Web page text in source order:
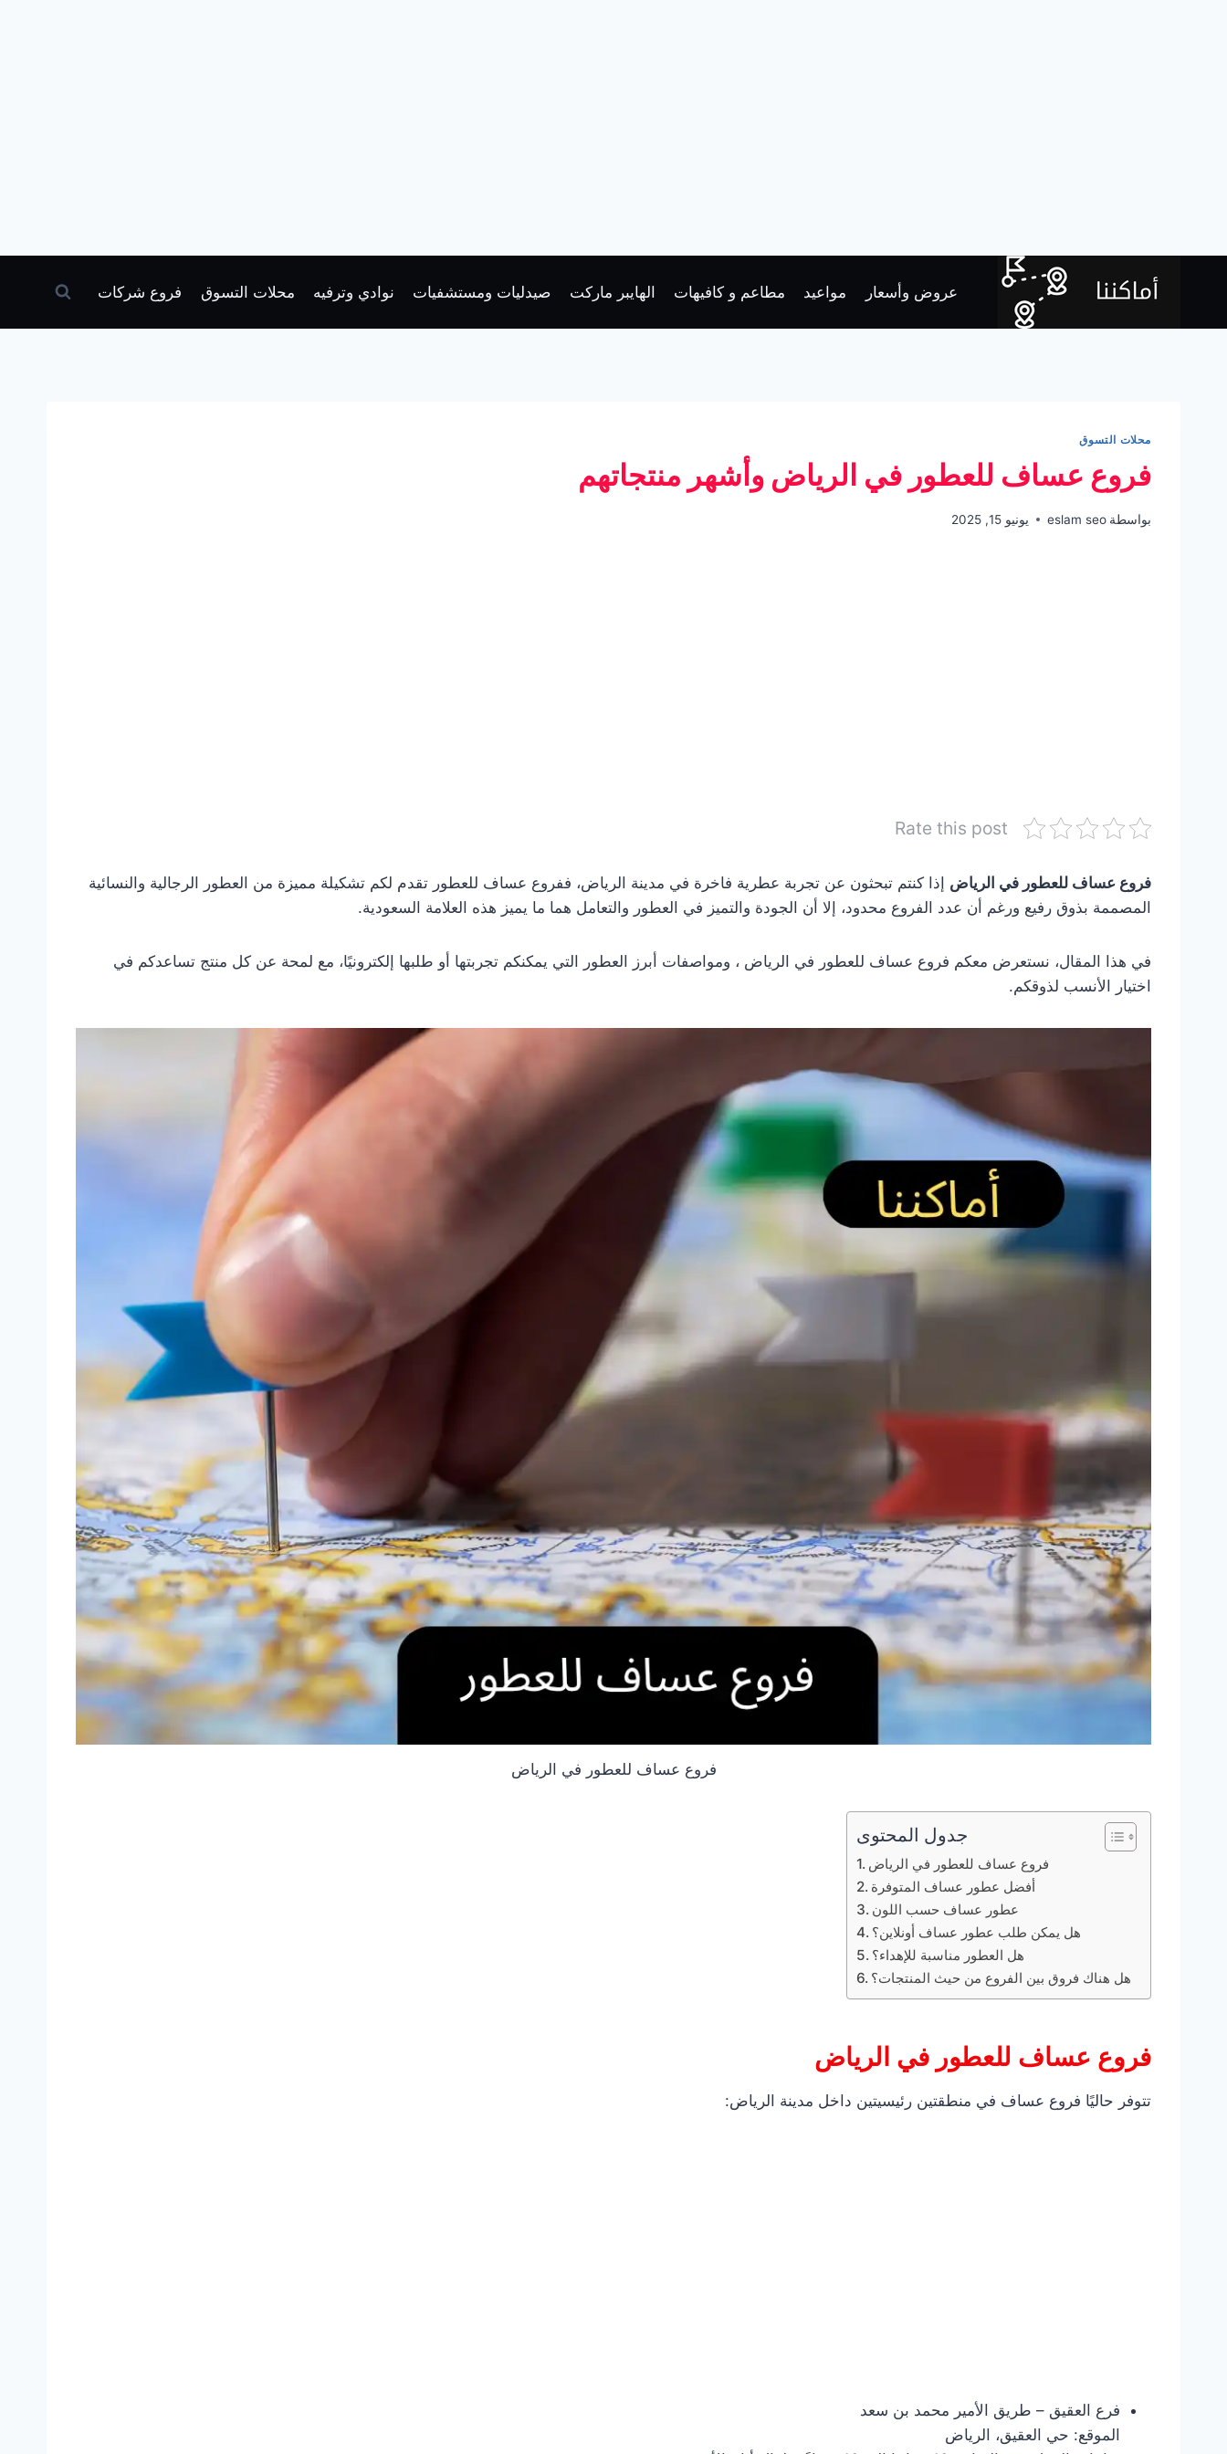
عروض وأسعار مواعيد مطاعم و كافيهات الهايبر ماركت صيدليات ومستشفيات نوادي وترفيه محلات التسوق فروع شركات
محلات التسوق
فروع عساف للعطور في الرياض وأشهر منتجاتهم
بواسطة eslam seo يونيو 15, 2025
Rate this post
فروع عساف للعطور في الرياض إذا كنتم تبحثون عن تجربة عطرية فاخرة في مدينة الرياض، ففروع عساف للعطور تقدم لكم تشكيلة مميزة من العطور الرجالية والنسائية
المصممة بذوق رفيع ورغم أن عدد الفروع محدود، إلا أن الجودة والتميز في العطور والتعامل هما ما يميز هذه العلامة السعودية.
في هذا المقال، نستعرض معكم فروع عساف للعطور في الرياض ، ومواصفات أبرز العطور التي يمكنكم تجربتها أو طلبها إلكترونيًا، مع لمحة عن كل منتج تساعدكم في
اختيار الأنسب لذوقكم.
فروع عساف للعطور في الرياض
جدول المحتوى
فروع عساف للعطور في الرياض
أفضل عطور عساف المتوفرة
عطور عساف حسب اللون
هل يمكن طلب عطور عساف أونلاين؟
هل العطور مناسبة للإهداء؟
هل هناك فروق بين الفروع من حيث المنتجات؟
فروع عساف للعطور في الرياض
تتوفر حاليًا فروع عساف في منطقتين رئيسيتين داخل مدينة الرياض:
فرع العقيق – طريق الأمير محمد بن سعد
الموقع: حي العقيق، الرياض